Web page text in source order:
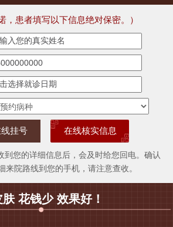
，患者填写以下信息绝对保密。）
在线核实信息
到您的详细信息后，会及时给您回电。确认
来院路线到您的手机，请注意查收。
花钱少 效果好！